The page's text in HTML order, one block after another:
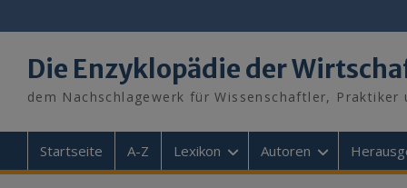
to
Die Enzyklopädie der
dem Nachschlagewerk für Wissenschaftler, Praktiker
Startseite A-Z Lexikon Autoren